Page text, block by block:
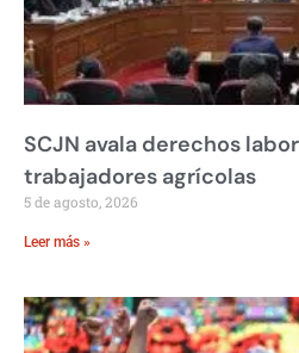
SCJN avala derechos
trabajadores agrícolas
5 de agosto, 2026
Leer más »